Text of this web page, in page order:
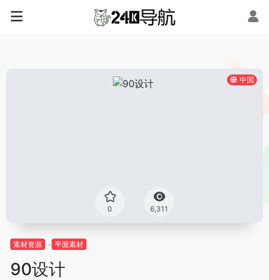
中国
0 6,311
素材资源 平面素材
90设计